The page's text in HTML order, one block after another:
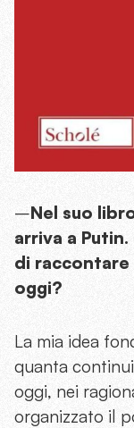
–Nel suo
arriva a
di
oggi?
La mia idea
quanta
oggi, nei
organizzato il